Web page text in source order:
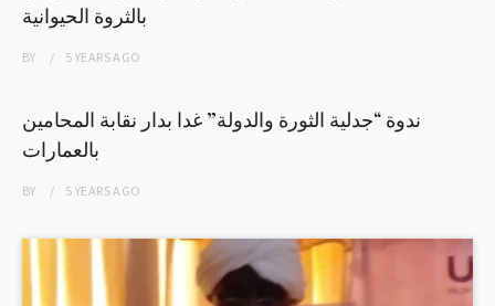
بالثروة الحيوانية
BY 5 YEARSAGO
ندوة “جدلية الثورة والدولة” غدا بدار نقابة المحامين
بالعمارات
BY 5 YEARSAGO